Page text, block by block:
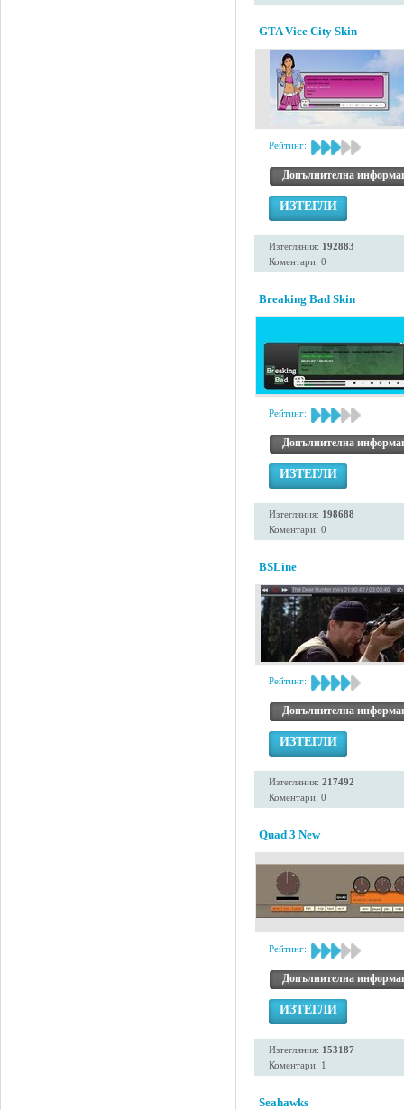
GTA Vice City Skin
Рейтинг:
Допълнителна
ИЗТЕГЛИ
Изтегляния: 192883
Коментари: 0
Breaking Bad Skin
Рейтинг:
Допълнителна
ИЗТЕГЛИ
Изтегляния: 198688
Коментари: 0
BSLine
Рейтинг:
Допълнителна
ИЗТЕГЛИ
Изтегляния: 217492
Коментари: 0
Quad 3 New
Рейтинг:
Допълнителна
ИЗТЕГЛИ
Изтегляния: 153187
Коментари: 1
Seahawks